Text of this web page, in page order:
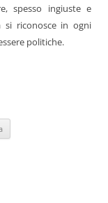
spesso ingiuste e
si riconosce in ogni
politiche.